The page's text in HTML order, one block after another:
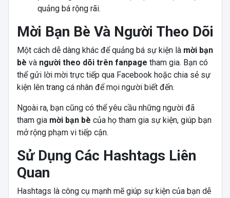
quảng bá rộng rãi.
Mời Bạn Bè Và Người Theo Dõi
Một cách dễ dàng khác để quảng bá sự kiện là mời bạn
bè và người theo dõi trên fanpage tham gia. Bạn có
thể gửi lời mời trực tiếp qua Facebook hoặc chia sẻ sự
kiện lên trang cá nhân để mọi người biết đến.
Ngoài ra, bạn cũng có thể yêu cầu những người đã
tham gia mời bạn bè của họ tham gia sự kiện, giúp bạn
mở rộng phạm vi tiếp cận.
Sử Dụng Các Hashtags Liên
Quan
Hashtags là công cụ mạnh mẽ giúp sự kiện của bạn dễ